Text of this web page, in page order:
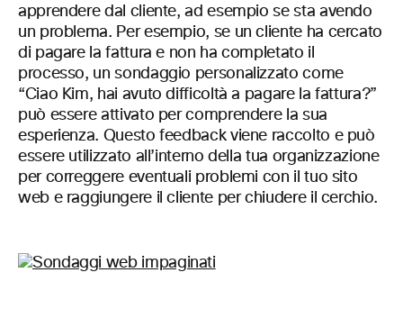
apprendere dal cliente, ad esempio se sta avendo
un problema. Per esempio, se un cliente ha cercato
di pagare la fattura e non ha completato il
processo, un sondaggio personalizzato come
“Ciao Kim, hai avuto difficoltà a pagare la fattura?”
può essere attivato per comprendere la sua
esperienza. Questo feedback viene raccolto e può
essere utilizzato all’interno della tua organizzazione
per correggere eventuali problemi con il tuo sito
web e raggiungere il cliente per chiudere il cerchio.